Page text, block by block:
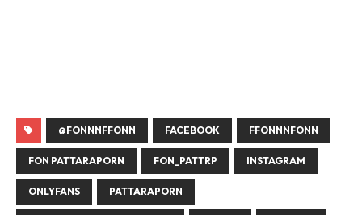
@FONNNFFONN FACEBOOK FFONNNFONN
FON PATTARAPORN FON_PATTRP INSTAGRAM
ONLYFANS PATTARAPORN